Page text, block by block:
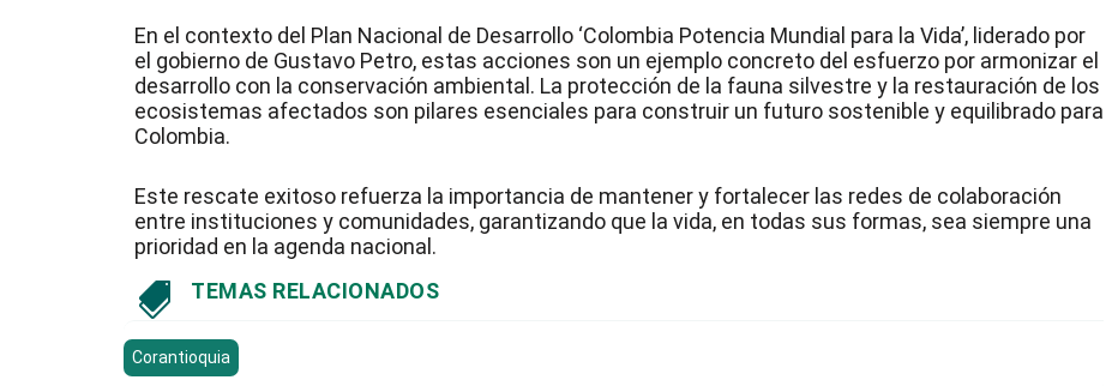
En el contexto del Plan Nacional de Desarrollo ‘Colombia Potencia Mundial para la Vida’, liderado por
el gobierno de Gustavo Petro, estas acciones son un ejemplo concreto del esfuerzo por armonizar el
desarrollo con la conservación ambiental. La protección de la fauna silvestre y la restauración de los
ecosistemas afectados son pilares esenciales para construir un futuro sostenible y equilibrado para
Colombia.
Este rescate exitoso refuerza la importancia de mantener y fortalecer las redes de colaboración
entre instituciones y comunidades, garantizando que la vida, en todas sus formas, sea siempre una
prioridad en la agenda nacional.
 TEMAS RELACIONADOS
Corantioquia